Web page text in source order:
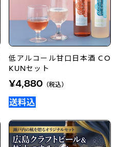
低アルコール甘口日本酒 CO
KUNセット
¥4,880 （税込）